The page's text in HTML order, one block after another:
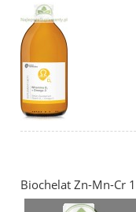
Biochelat Zn-Mn-Cr